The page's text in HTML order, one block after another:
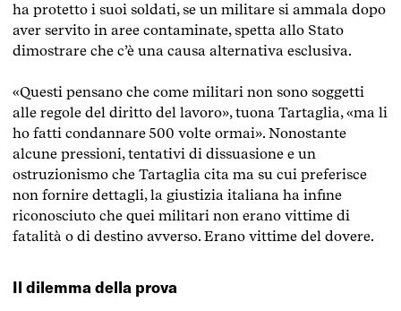
ha protetto i suoi soldati, se un militare si ammala dopo
aver servito in aree contaminate, spetta allo Stato
dimostrare che c’è una causa alternativa esclusiva.
«Questi pensano che come militari non sono soggetti
alle regole del diritto del lavoro», tuona Tartaglia, «ma li
ho fatti condannare 500 volte ormai». Nonostante
alcune pressioni, tentativi di dissuasione e un
ostruzionismo che Tartaglia cita ma su cui preferisce
non fornire dettagli, la giustizia italiana ha infine
riconosciuto che quei militari non erano vittime di
fatalità o di destino avverso. Erano vittime del dovere.
Il dilemma della prova